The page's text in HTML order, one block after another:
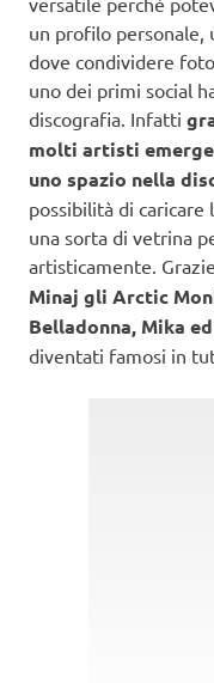
un profilo personale,
dove condividere
uno dei primi social
discografia. Infatti
molti artisti
uno spazio nella
possibilità di caricare
una sorta di vetrina
artisticamente.
Minaj gli Arctic
Belladonna, Mika
diventati famosi in